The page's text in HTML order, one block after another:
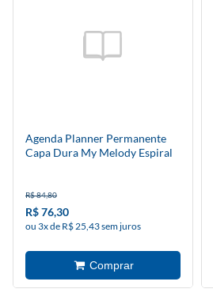
Agenda Planner Permanente
Capa Dura My Melody Espiral
R$ 84,80
R$ 76,30
ou 3x de R$ 25,43 sem juros